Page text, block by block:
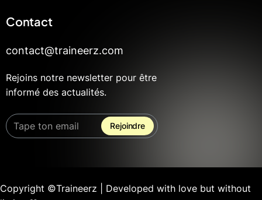
Contact
contact@traineerz.com
Rejoins notre newsletter pour être
informé des actualités.
Copyright ©Traineerz | Developed with love but without